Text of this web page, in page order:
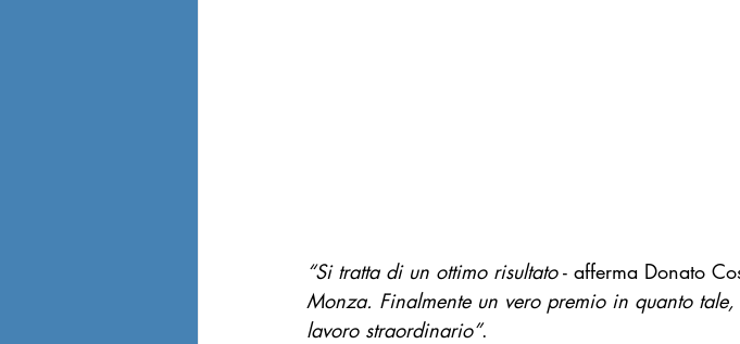
“Si tratta di un ottimo risultato - afferma Donato
Monza. Finalmente un vero premio in quanto tale,
lavoro straordinario”.